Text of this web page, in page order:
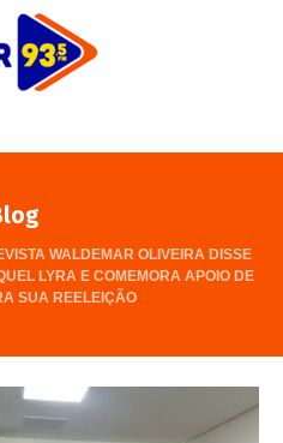
WALDEMAR OLIVEIRA DISSE
LYRA E COMEMORA APOIO DE
SUA REELEIÇÃO